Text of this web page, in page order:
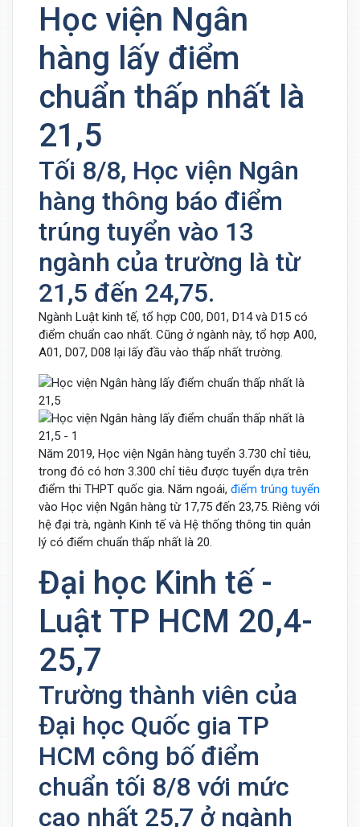
Học viện Ngân
hàng lấy điểm
chuẩn thấp nhất là
21,5
Tối 8/8, Học viện Ngân
hàng thông báo điểm
trúng tuyển vào 13
ngành của trường là từ
21,5 đến 24,75.
Ngành Luật kinh tế, tổ hợp C00, D01, D14 và D15 có
điểm chuẩn cao nhất. Cũng ở ngành này, tổ hợp A00,
A01, D07, D08 lại lấy đầu vào thấp nhất trường.
Năm 2019, Học viện Ngân hàng tuyển 3.730 chỉ tiêu,
trong đó có hơn 3.300 chỉ tiêu được tuyển dựa trên
điểm thi THPT quốc gia. Năm ngoái, điểm trúng tuyển
vào Học viện Ngân hàng từ 17,75 đến 23,75. Riêng với
hệ đại trà, ngành Kinh tế và Hệ thống thông tin quản
lý có điểm chuẩn thấp nhất là 20.
Đại học Kinh tế -
Luật TP HCM 20,4-
25,7
Trường thành viên của
Đại học Quốc gia TP
HCM công bố điểm
chuẩn tối 8/8 với mức
cao nhất 25,7 ở ngành